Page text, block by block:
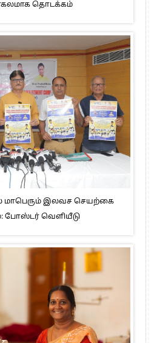
தொடக்கம்
இலவச செயற்கை
போஸ்டர் வெளியீடு